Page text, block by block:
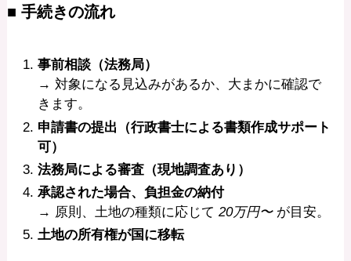
■ 手続きの流れ
事前相談（法務局）
→ 対象になる見込みがあるか、大まかに確認で
きます。
申請書の提出（行政書士による書類作成サポート
可）
法務局による審査（現地調査あり）
承認された場合、負担金の納付
→ 原則、土地の種類に応じて 20万円〜が目安。
土地の所有権が国に移転